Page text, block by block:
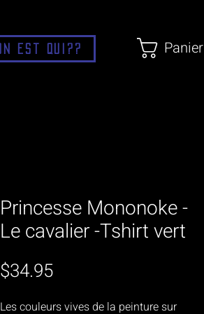
On est qui?? Panier
Princesse Mononoke -
Le cavalier -Tshirt vert
$34.95Prix
Les couleurs vives de la peinture sur